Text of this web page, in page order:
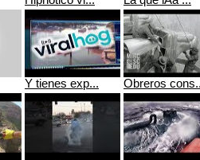
Y tienes exp... Obreros